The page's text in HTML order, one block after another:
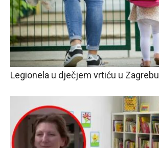
Legionela u dječjem vrtiću u Zagrebu